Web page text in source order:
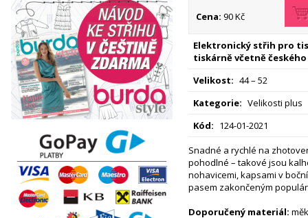
Cena: 90 Kč
Elektronický střih pro
tiskárně včetně českého
Velikost: 44 – 52
Kategorie: Velikosti plus
Kód: 124-01-2021
Snadné a rychlé na
pohodlné – takové jsou
nohavicemi, kapsami v
pasem zakončeným
Doporučený materiál: